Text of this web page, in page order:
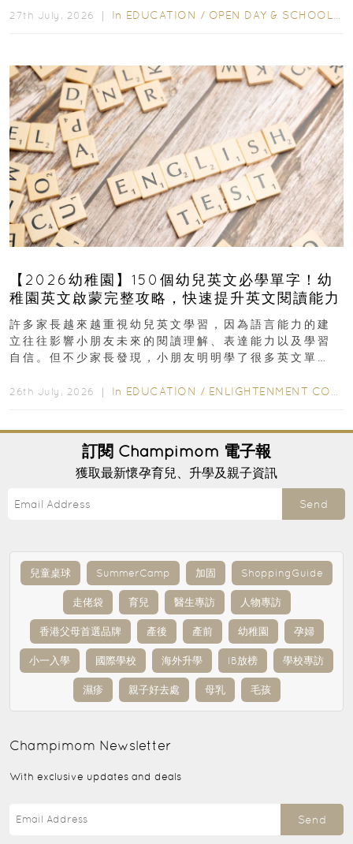
27th July, 2026 ｜ In EDUCATION / OPEN DAY & SCHOOL EVENTS
【2026幼稚園】150個幼兒英文必學單字！幼
稚園英文啟蒙完整攻略，快速提升英文閱讀能力
許多家長越來越重視幼兒英文學習，因為語言能力的建
立往往影響小朋友未來的閱讀理解、表達能力以及學習
自信。但不少家長發現，小朋友明明學了很多英文單
26th July, 2026 ｜ In EDUCATION / ENLIGHTENMENT CORNER
訂閱 Champimom 電子報
獲取最新懷孕育兒、升學及親子資訊
Send
兒童桌球 SummerCamp 加固 ShoppingGuide
走佬袋 育兒 醫生專訪 人物專訪
香港父母首選品牌 產後 產前 幼稚園 孕婦
小一入學 國際學校 海外升學 IB放榜 學校專訪
濕疹 親子好去處 母乳 毛孩
Champimom Newsletter
With exclusive updates and deals
Send